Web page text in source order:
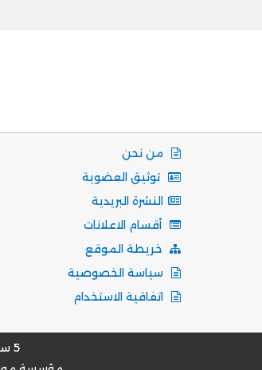
من نحن
توثيق العضوية
النشرة البريدية
أقسام الاعلانات
خريطة الموقع
سياسة الخصوصية
اتفاقية الاستخدام
5 سوق دوت كوم © 2026